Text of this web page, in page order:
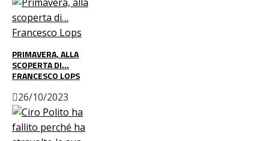
PRIMAVERA, ALLA
SCOPERTA DI…
FRANCESCO LOPS
26/10/2023